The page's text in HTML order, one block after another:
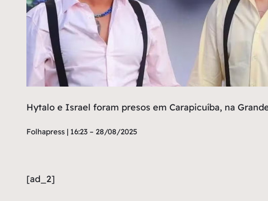
Hytalo e Israel foram presos em Carapicuíba, na
Folhapress | 16:23 – 28/08/2025
[ad_2]